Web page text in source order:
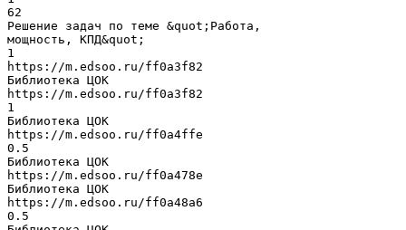
62
Решение задач по теме &quot;Работа,
мощность, КПД&quot;
1
https://m.edsoo.ru/ff0a3f82
Библиотека ЦОК
https://m.edsoo.ru/ff0a3f82
1
Библиотека ЦОК
https://m.edsoo.ru/ff0a4ffe
0.5
Библиотека ЦОК
https://m.edsoo.ru/ff0a478e
Библиотека ЦОК
https://m.edsoo.ru/ff0a48a6
0.5